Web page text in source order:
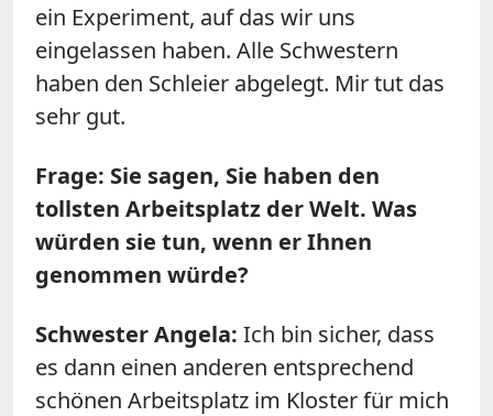
ein Experiment, auf das wir uns
eingelassen haben. Alle Schwestern
haben den Schleier abgelegt. Mir tut das
sehr gut.
Frage: Sie sagen, Sie haben den
tollsten Arbeitsplatz der Welt. Was
würden sie tun, wenn er Ihnen
genommen würde?
Schwester Angela: Ich bin sicher, dass
es dann einen anderen entsprechend
schönen Arbeitsplatz im Kloster für mich